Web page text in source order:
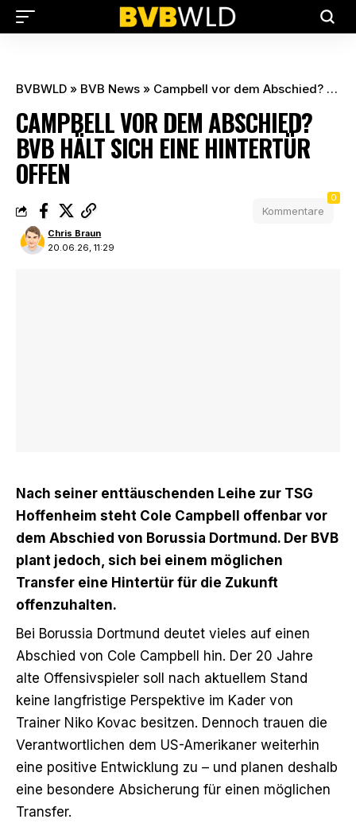
BVBWLD » BVB News » Campbell vor dem Abschied? BVB hält sich eine Hintertür offen
CAMPBELL VOR DEM ABSCHIED?
BVB HÄLT SICH EINE HINTERTÜR
OFFEN
20.06.26, 11:29
Chris Braun
Kommentare
0
Nach seiner enttäuschenden Leihe zur TSG
Hoffenheim steht Cole Campbell offenbar vor
dem Abschied von Borussia Dortmund. Der BVB
plant jedoch, sich bei einem möglichen
Transfer eine Hintertür für die Zukunft
offenzuhalten.
Bei Borussia Dortmund deutet vieles auf einen
Abschied von Cole Campbell hin. Der 20 Jahre
alte Offensivspieler soll nach aktuellem Stand
keine langfristige Perspektive im Kader von
Trainer Niko Kovac besitzen. Dennoch trauen die
Verantwortlichen dem US-Amerikaner weiterhin
eine positive Entwicklung zu – und planen deshalb
eine besondere Absicherung für einen möglichen
Transfer.